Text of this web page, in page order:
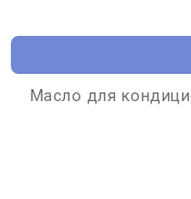
Масло для